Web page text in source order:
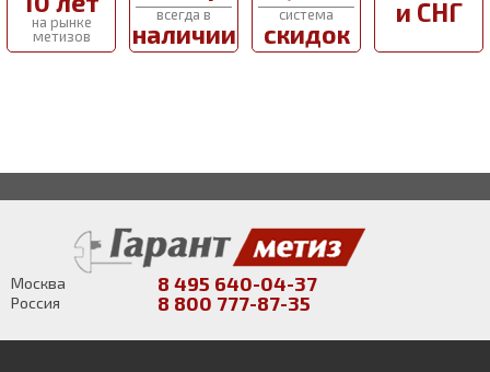
на рынке
метизов
всегда в
наличии
система
скидок
и СНГ
Москва 8 495 640-04-37
Россия 8 800 777-87-35